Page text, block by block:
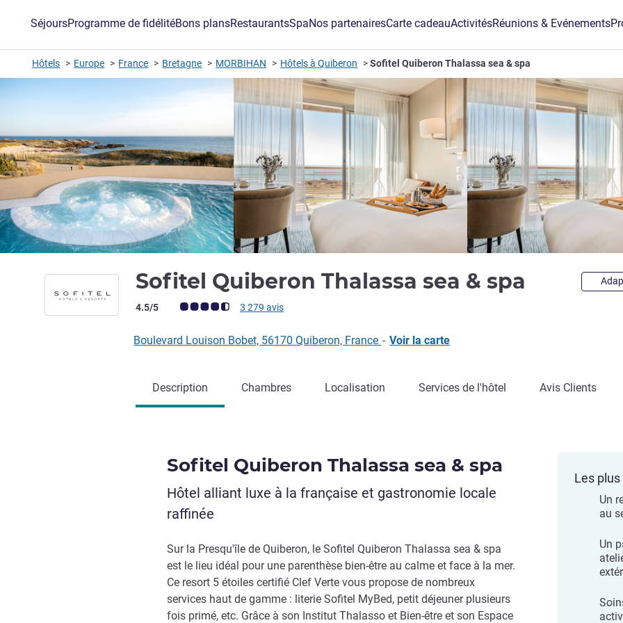
SéjoursProgramme de fidélitéBons plansRestaurantsSpaNos partenairesCarte cadeauActivitésRéunions & Evénements
Hôtels Europe France Bretagne MORBIHAN Hôtels à Quiberon Sofitel Quiberon Thalassa sea & spa
Sofitel Quiberon Thalassa sea & spa 5 étoiles
Note Avis clients (Note ALL)
4.5/5 3 279 avis
Boulevard Louison Bobet, 56170 Quiberon, France - Voir la carte
Description Chambres Localisation Services de l'hôtel Avis Clients
Sofitel Quiberon Thalassa sea & spa
Hôtel alliant luxe à la française et gastronomie locale
raffinée
Sur la Presqu'île de Quiberon, le Sofitel Quiberon Thalassa sea & spa
est le lieu idéal pour une parenthèse bien-être au calme et face à la mer.
Ce resort 5 étoiles certifié Clef Verte vous propose de nombreux
services haut de gamme : literie Sofitel MyBed, petit déjeuner plusieurs
fois primé, etc. Grâce à son Institut Thalasso et Bien-être et son Espace
Les plus
Un
au
Un